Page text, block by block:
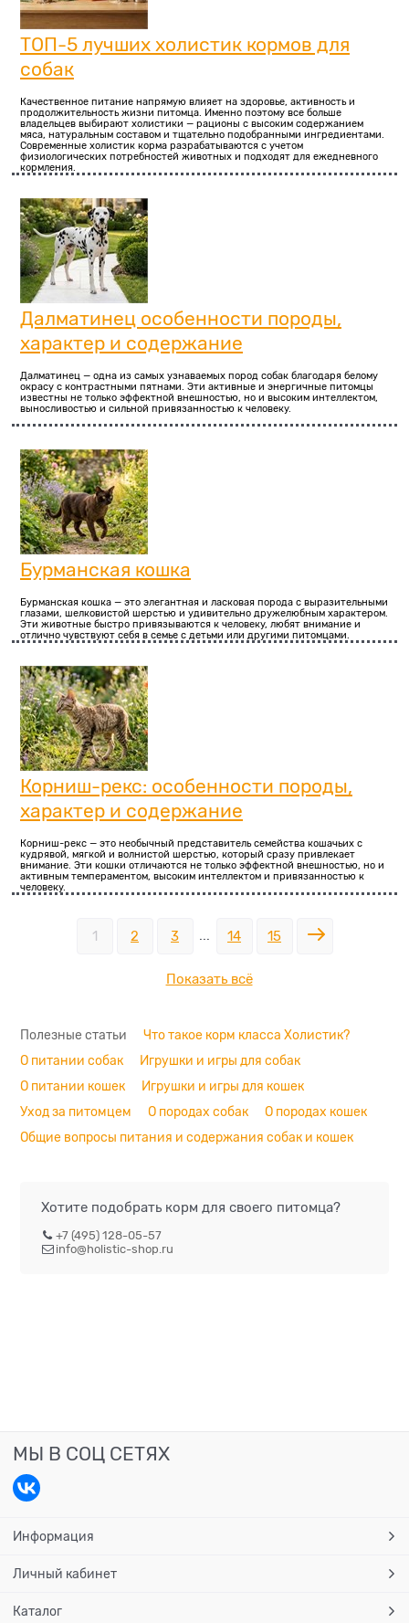
ТОП-5 лучших холистик кормов для
собак
Качественное питание напрямую влияет на здоровье, активность и
продолжительность жизни питомца. Именно поэтому все больше
владельцев выбирают холистики — рационы с высоким содержанием
мяса, натуральным составом и тщательно подобранными ингредиентами.
Современные холистик корма разрабатываются с учетом
физиологических потребностей животных и подходят для ежедневного
кормления.
Далматинец особенности породы,
характер и содержание
Далматинец — одна из самых узнаваемых пород собак благодаря белому
окрасу с контрастными пятнами. Эти активные и энергичные питомцы
известны не только эффектной внешностью, но и высоким интеллектом,
выносливостью и сильной привязанностью к человеку.
Бурманская кошка
Бурманская кошка — это элегантная и ласковая порода с выразительными
глазами, шелковистой шерстью и удивительно дружелюбным характером.
Эти животные быстро привязываются к человеку, любят внимание и
отлично чувствуют себя в семье с детьми или другими питомцами.
Корниш-рекс: особенности породы,
характер и содержание
Корниш-рекс — это необычный представитель семейства кошачьих с
кудрявой, мягкой и волнистой шерстью, который сразу привлекает
внимание. Эти кошки отличаются не только эффектной внешностью, но и
активным темпераментом, высоким интеллектом и привязанностью к
человеку.
1 2 3 14 15
Показать всё
Полезные статьи
Что такое корм класса Холистик?
О питании собак
Игрушки и игры для собак
О питании кошек
Игрушки и игры для кошек
Уход за питомцем
О породах собак
О породах кошек
Общие вопросы питания и содержания собак и кошек
Хотите подобрать корм для своего питомца?
+7 (495) 128-05-57
info@holistic-shop.ru
МЫ В СОЦ СЕТЯХ
Информация
Личный кабинет
Каталог